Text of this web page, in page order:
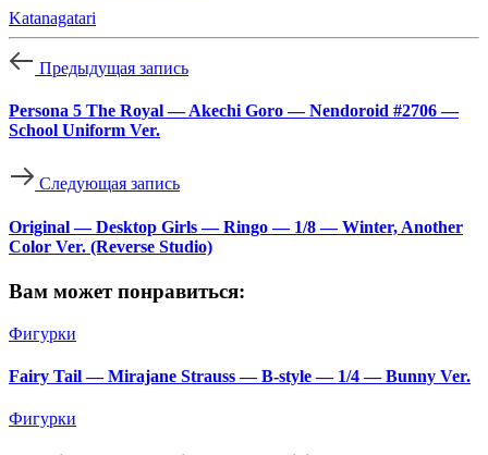
Katanagatari
Предыдущая запись
Persona 5 The Royal — Akechi Goro — Nendoroid #2706 —
School Uniform Ver.
Следующая запись
Original — Desktop Girls — Ringo — 1/8 — Winter, Another
Color Ver. (Reverse Studio)
Вам может понравиться:
Фигурки
Fairy Tail — Mirajane Strauss — B-style — 1/4 — Bunny Ver.
Фигурки